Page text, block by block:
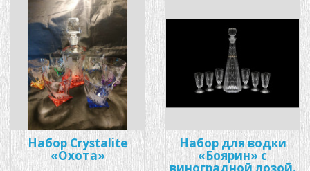
Набор Crystalite
«Охота»
Набор для водки
«Боярин» с